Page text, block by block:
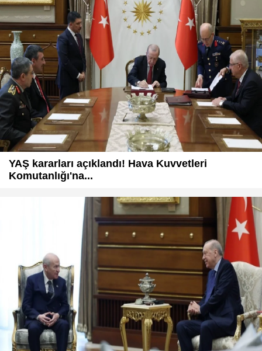
YAŞ kararları açıklandı! Hava Kuvvetleri
Komutanlığı'na...